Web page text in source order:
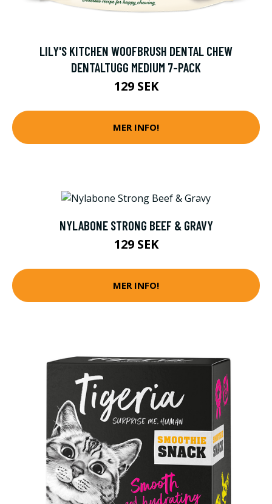
LILY'S KITCHEN WOOFBRUSH DENTAL CHEW
DENTALTUGG MEDIUM 7-PACK
129 SEK
MER INFO!
NYLABONE STRONG BEEF & GRAVY
129 SEK
MER INFO!